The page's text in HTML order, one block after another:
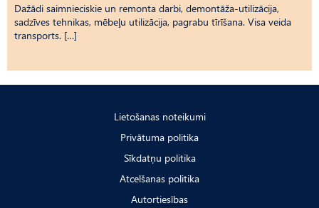
Dažādi saimnieciskie un remonta darbi, demontāža-utilizācija,
sadzīves tehnikas, mēbeļu utilizācija, pagrabu tīrīšana. Visa veida
transports. […]
Lietošanas noteikumi
Privātuma politika
Sīkdatņu politika
Atcelšanas politika
Autortiesības